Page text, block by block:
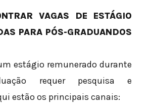
VAGAS DE ESTÁGIO
PARA PÓS-GRADUANDOS
estágio remunerado durante
requer pesquisa e
estão os principais canais: